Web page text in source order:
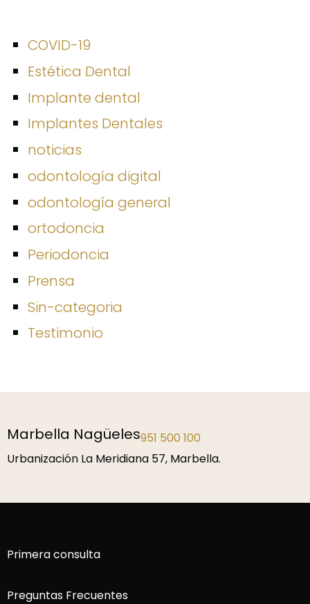
COVID-19
Estética Dental
Implante dental
Implantes Dentales
noticias
odontología digital
odontología general
ortodoncia
Periodoncia
Prensa
Sin-categoria
Testimonio
Marbella Nagüeles951 500 100
Urbanización La Meridiana 57, Marbella.
Primera consulta
Preguntas Frecuentes